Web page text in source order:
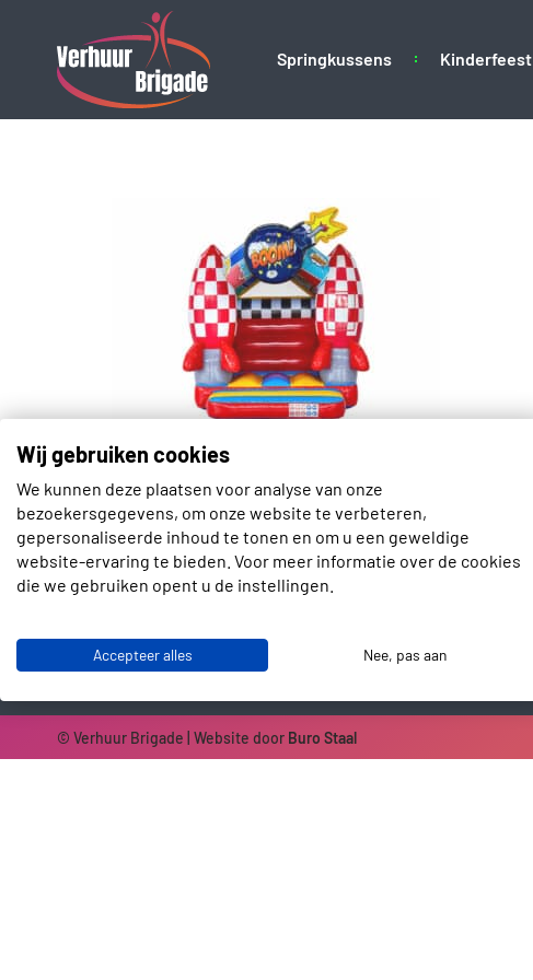
Springkussens Kinderfeest
Contact
Slotenmakerstraat 30
2672 GD Naaldwijk
06 41 62 51 40
© Verhuur Brigade | Website door Buro Staal
Wij gebruiken cookies
We kunnen deze plaatsen voor analyse van onze
bezoekersgegevens, om onze website te verbeteren,
gepersonaliseerde inhoud te tonen en om u een geweldige
website-ervaring te bieden. Voor meer informatie over de cookies
die we gebruiken opent u de instellingen.
Accepteer alles Nee, pas aan